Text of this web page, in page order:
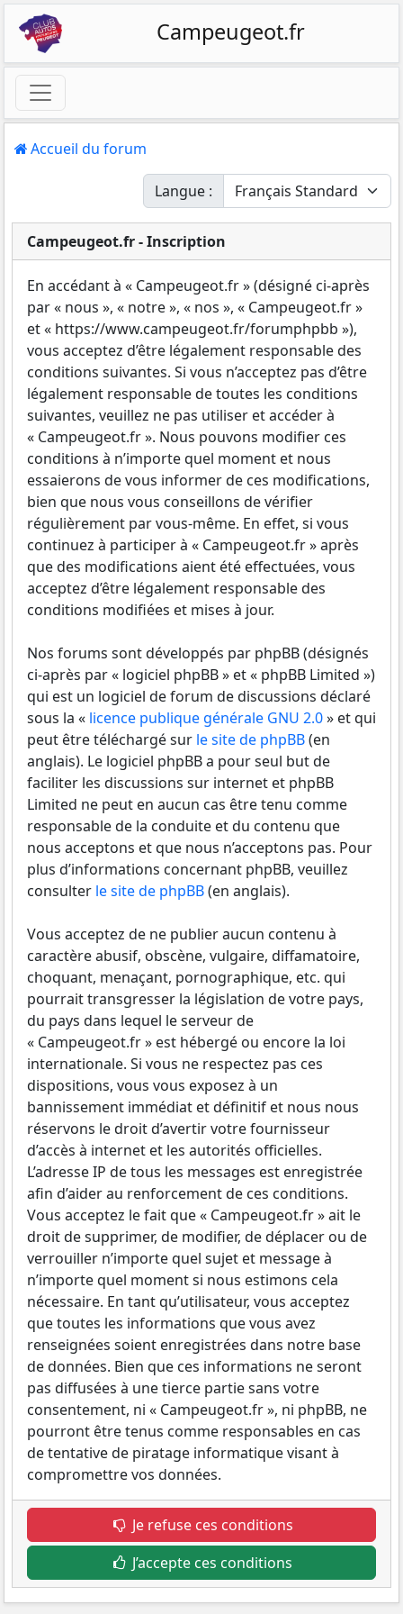
Campeugeot.fr
Accueil du forum
Langue :
Campeugeot.fr - Inscription
En accédant à « Campeugeot.fr » (désigné ci-après
par « nous », « notre », « nos », « Campeugeot.fr »
et « https://www.campeugeot.fr/forumphpbb »),
vous acceptez d’être légalement responsable des
conditions suivantes. Si vous n’acceptez pas d’être
légalement responsable de toutes les conditions
suivantes, veuillez ne pas utiliser et accéder à
« Campeugeot.fr ». Nous pouvons modifier ces
conditions à n’importe quel moment et nous
essaierons de vous informer de ces modifications,
bien que nous vous conseillons de vérifier
régulièrement par vous-même. En effet, si vous
continuez à participer à « Campeugeot.fr » après
que des modifications aient été effectuées, vous
acceptez d’être légalement responsable des
conditions modifiées et mises à jour.
Nos forums sont développés par phpBB (désignés
ci-après par « logiciel phpBB » et « phpBB Limited »)
qui est un logiciel de forum de discussions déclaré
sous la « licence publique générale GNU 2.0» et qui
peut être téléchargé sur le site de phpBB(en
anglais). Le logiciel phpBB a pour seul but de
faciliter les discussions sur internet et phpBB
Limited ne peut en aucun cas être tenu comme
responsable de la conduite et du contenu que
nous acceptons et que nous n’acceptons pas. Pour
plus d’informations concernant phpBB, veuillez
consulter le site de phpBB(en anglais).
Vous acceptez de ne publier aucun contenu à
caractère abusif, obscène, vulgaire, diffamatoire,
choquant, menaçant, pornographique, etc. qui
pourrait transgresser la législation de votre pays,
du pays dans lequel le serveur de
« Campeugeot.fr » est hébergé ou encore la loi
internationale. Si vous ne respectez pas ces
dispositions, vous vous exposez à un
bannissement immédiat et définitif et nous nous
réservons le droit d’avertir votre fournisseur
d’accès à internet et les autorités officielles.
L’adresse IP de tous les messages est enregistrée
afin d’aider au renforcement de ces conditions.
Vous acceptez le fait que « Campeugeot.fr » ait le
droit de supprimer, de modifier, de déplacer ou de
verrouiller n’importe quel sujet et message à
n’importe quel moment si nous estimons cela
nécessaire. En tant qu’utilisateur, vous acceptez
que toutes les informations que vous avez
renseignées soient enregistrées dans notre base
de données. Bien que ces informations ne seront
pas diffusées à une tierce partie sans votre
consentement, ni « Campeugeot.fr », ni phpBB, ne
pourront être tenus comme responsables en cas
de tentative de piratage informatique visant à
compromettre vos données.
Je refuse ces conditions
J’accepte ces conditions